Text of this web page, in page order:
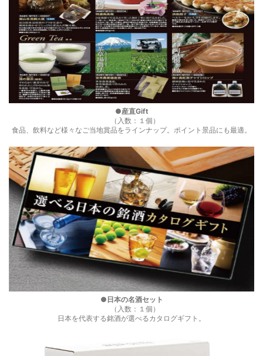
●産直Gift
（入数：１個）
食品、飲料など様々なご当地賞品をラインナップ。ポイント景品にも最適。
●日本の名酒セット
（入数：１個）
日本を代表する銘酒が選べるカタログギフト。